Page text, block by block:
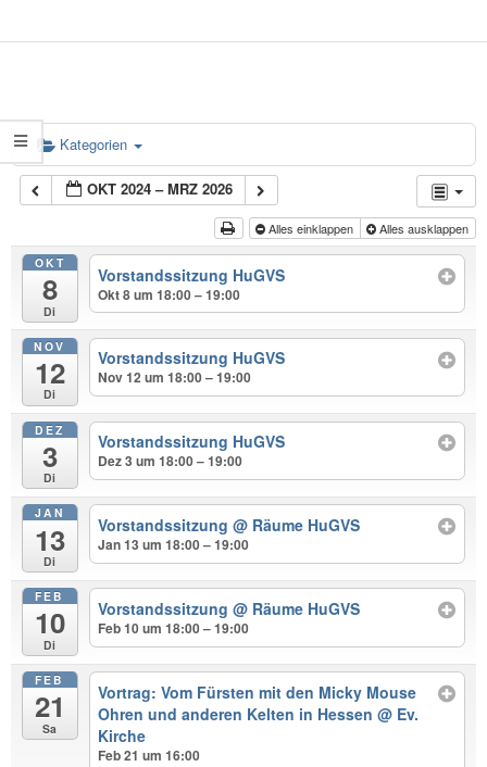
GESCHICHTSVEREIN
SOSSENHEIM
Kategorien
OKT 2024 – MRZ 2026
Alles einklappen Alles ausklappen
OKT
8
Di
Vorstandssitzung HuGVS
Okt 8 um 18:00 – 19:00
NOV
12
Di
Vorstandssitzung HuGVS
Nov 12 um 18:00 – 19:00
DEZ
3
Di
Vorstandssitzung HuGVS
Dez 3 um 18:00 – 19:00
JAN
13
Di
Vorstandssitzung@ Räume HuGVS
Jan 13 um 18:00 – 19:00
FEB
10
Di
Vorstandssitzung@ Räume HuGVS
Feb 10 um 18:00 – 19:00
FEB
21
Sa
Vortrag: Vom Fürsten mit den Micky Mouse
Ohren und anderen Kelten in Hessen@ Ev.
Kirche
Feb 21 um 16:00